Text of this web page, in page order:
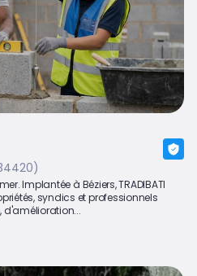
Implantée à Béziers, TRADIBATI
syndics et professionnels
d'amélioration...